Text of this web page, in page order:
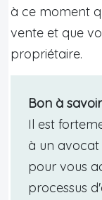
à ce moment
vente et que
propriétaire.
Bon à savoir
Il est
à un avocat
pour vous
processus